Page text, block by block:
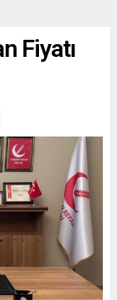
Fiyatı